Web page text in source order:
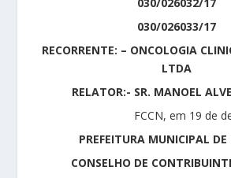
030/026033/17
RECORRENTE: – ONCOLOGIA
LTDA
RELATOR:- SR. MANOEL
FCCN, em 19 de
PREFEITURA MUNICIPAL
CONSELHO DE